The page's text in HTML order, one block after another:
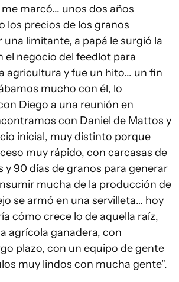
marcó... unos dos años
los precios de los granos
una limitante, a papá le surgió la
el negocio del feedlot para
agricultura y fue un hito... un fin
mucho con él, lo
Diego a una reunión en
con Daniel de Mattos y
inicial, muy distinto porque
muy rápido, con carcasas de
y 90 días de granos para generar
mucha de la producción de
se armó en una servilleta… hoy
cómo crece lo de aquella raíz,
agrícola ganadera, con
plazo, con un equipo de gente
muy lindos con mucha gente".